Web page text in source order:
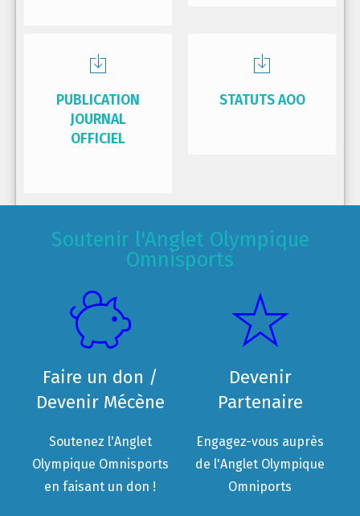
PUBLICATION
JOURNAL
OFFICIEL
STATUTS AOO
Soutenir l'Anglet Olympique
Omnisports
Faire un don /
Devenir Mécène
Soutenez l'Anglet
Olympique Omnisports
en faisant un don !
Devenir
Partenaire
Engagez-vous auprès
de l'Anglet Olympique
Omniports